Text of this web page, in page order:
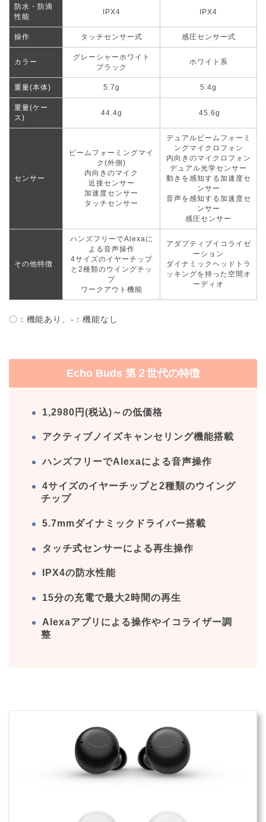
防水・防滴
性能
IPX4 IPX4
操作 タッチセンサー式 感圧センサー式
カラー
グレーシャーホワイト
ブラック
ホワイト系
重量(本体) 5.7g 5.4g
重量(ケー
ス)
44.4g 45.6g
センサー
ビームフォーミングマイ
ク(外側)
内向きのマイク
近接センサー
加速度センサー
タッチセンサー
デュアルビームフォーミ
ングマイクロフォン
内向きのマイクロフォン
デュアル光学センサー
動きを感知する加速度セ
ンサー
音声を感知する加速度セ
ンサー
感圧センサー
その他特徴
ハンズフリーでAlexaに
よる音声操作
4サイズのイヤーチップ
と2種類のウイングチッ
プ
ワークアウト機能
アダプティブイコライゼ
ーション
ダイナミックヘッドトラ
ッキングを持った空間オ
ーディオ
〇：機能あり、-：機能なし
Echo Buds 第２世代の特徴
1,2980円(税込)～の低価格
アクティブノイズキャンセリング機能搭載
ハンズフリーでAlexaによる音声操作
4サイズのイヤーチップと2種類のウイング
チップ
5.7mmダイナミックドライバー搭載
タッチ式センサーによる再生操作
IPX4の防水性能
15分の充電で最大2時間の再生
Alexaアプリによる操作やイコライザー調
整